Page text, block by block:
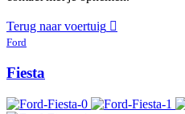
Terug naar voertuig
Ford
Fiesta